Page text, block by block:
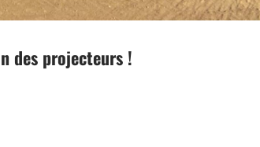
des projecteurs !